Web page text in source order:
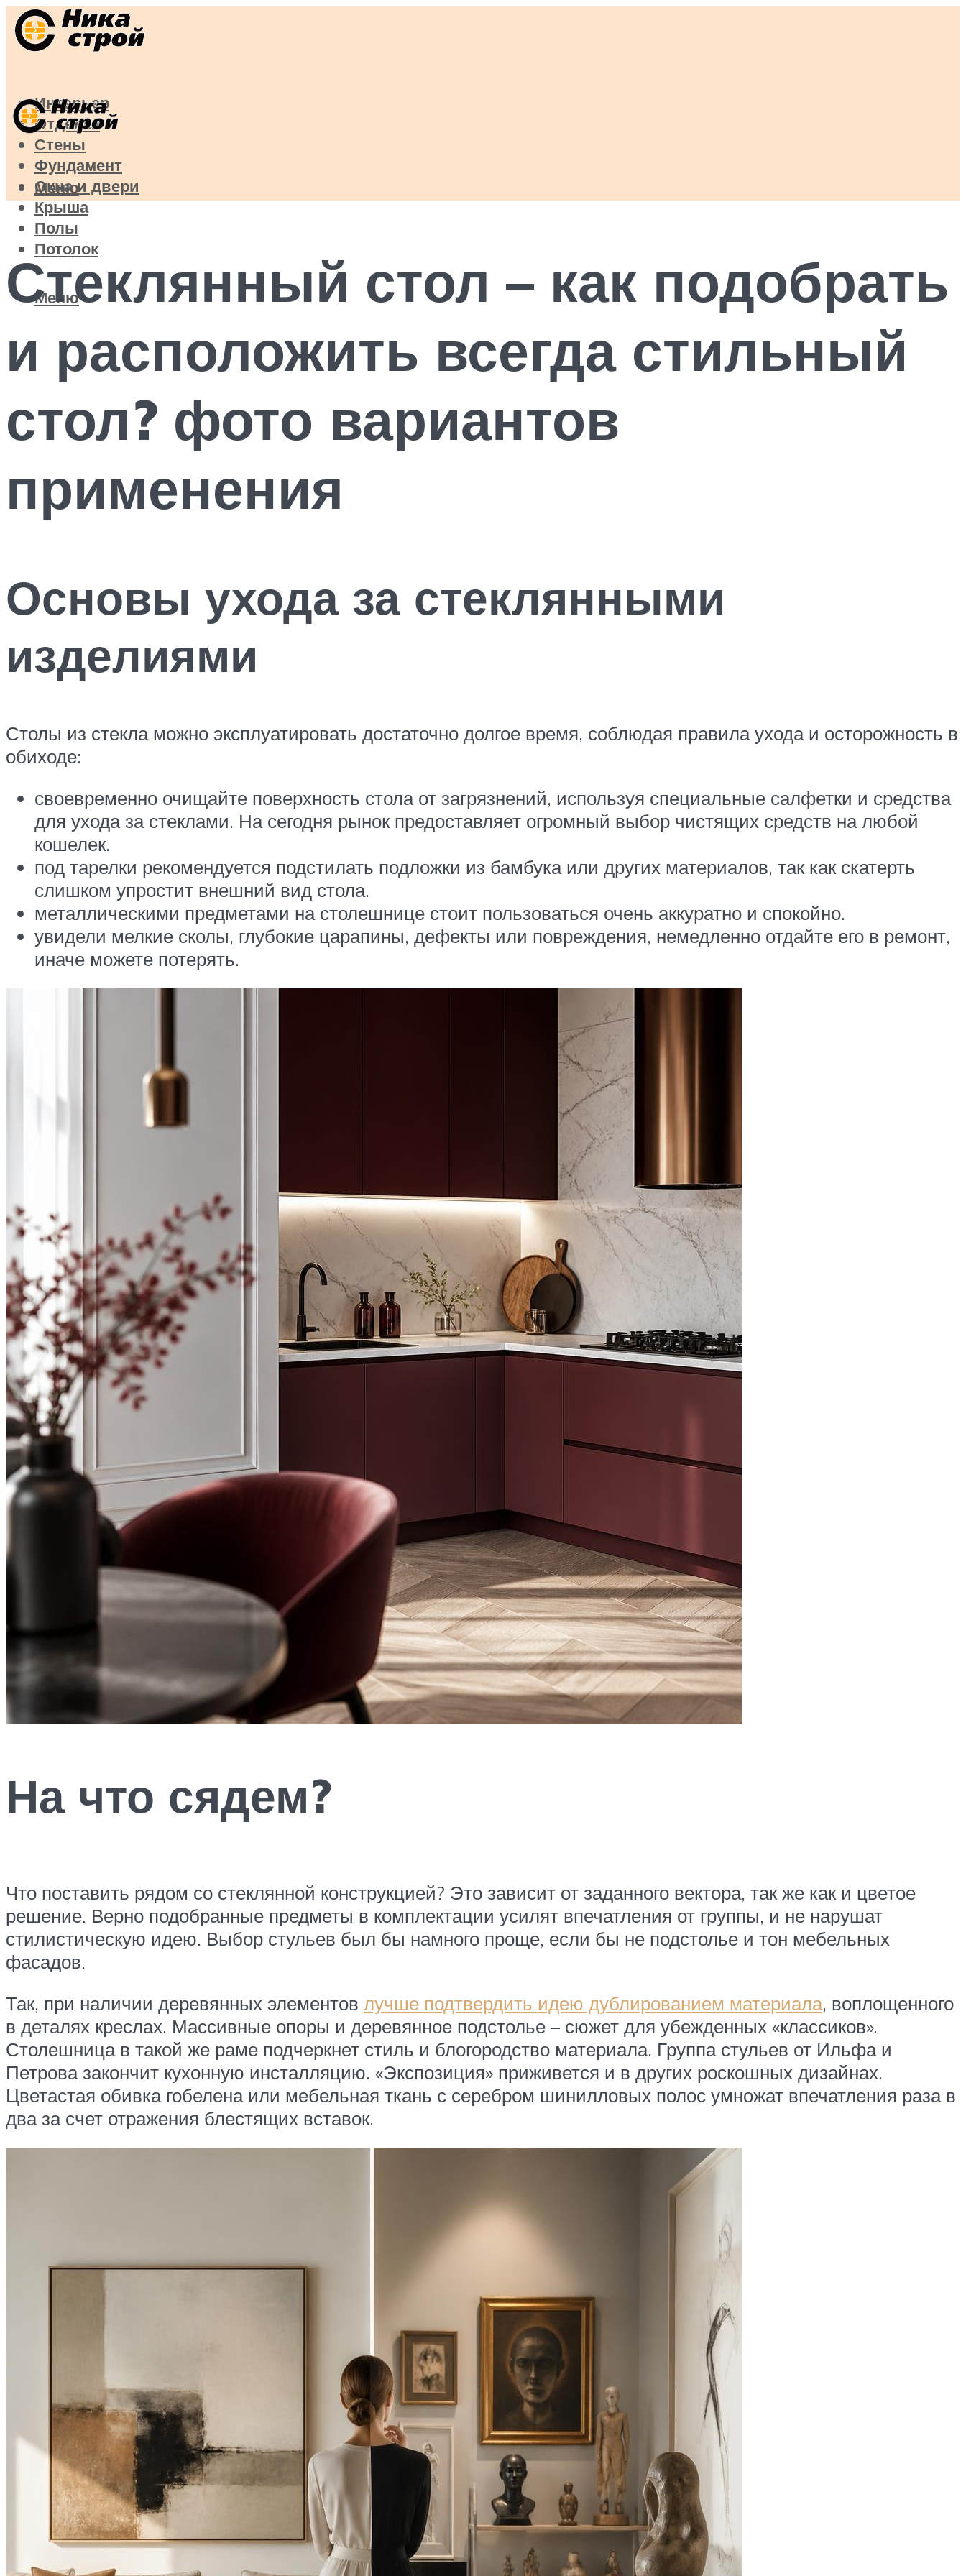
Интерьер
Отделка
Стены
Фундамент
Окна и двери
Крыша
Полы
Потолок
Меню
Меню
Стеклянный стол – как подобрать
и расположить всегда стильный
стол? фото вариантов
применения
Основы ухода за стеклянными
изделиями
Столы из стекла можно эксплуатировать достаточно долгое время, соблюдая правила ухода и осторожность в
обиходе:
своевременно очищайте поверхность стола от загрязнений, используя специальные салфетки и средства
для ухода за стеклами. На сегодня рынок предоставляет огромный выбор чистящих средств на любой
кошелек.
под тарелки рекомендуется подстилать подложки из бамбука или других материалов, так как скатерть
слишком упростит внешний вид стола.
металлическими предметами на столешнице стоит пользоваться очень аккуратно и спокойно.
увидели мелкие сколы, глубокие царапины, дефекты или повреждения, немедленно отдайте его в ремонт,
иначе можете потерять.
На что сядем?
Что поставить рядом со стеклянной конструкцией? Это зависит от заданного вектора, так же как и цветое
решение. Верно подобранные предметы в комплектации усилят впечатления от группы, и не нарушат
стилистическую идею. Выбор стульев был бы намного проще, если бы не подстолье и тон мебельных
фасадов.
Так, при наличии деревянных элементов лучше подтвердить идею дублированием материала, воплощенного
в деталях креслах. Массивные опоры и деревянное подстолье – сюжет для убежденных «классиков».
Столешница в такой же раме подчеркнет стиль и блогородство материала. Группа стульев от Ильфа и
Петрова закончит кухонную инсталляцию. «Экспозиция» приживется и в других роскошных дизайнах.
Цветастая обивка гобелена или мебельная ткань с серебром шинилловых полос умножат впечатления раза в
два за счет отражения блестящих вставок.